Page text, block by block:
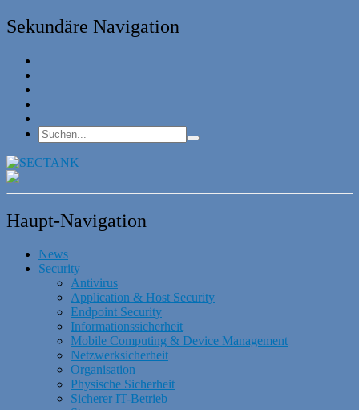
Sekundäre Navigation
Haupt-Navigation
News
Security
Antivirus
Application & Host Security
Endpoint Security
Informationssicherheit
Mobile Computing & Device Management
Netzwerksicherheit
Organisation
Physische Sicherheit
Sicherer IT-Betrieb